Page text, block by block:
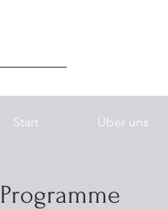
Start Über uns
Programme